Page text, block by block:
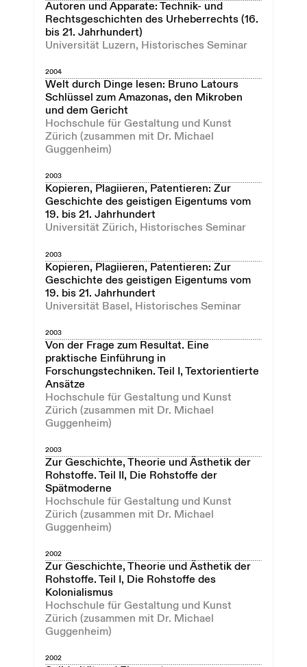
Autoren und Apparate: Technik- und
Rechtsgeschichten des Urheberrechts (16.
bis 21. Jahrhundert)
Universität Luzern, Historisches Seminar
2004
Welt durch Dinge lesen: Bruno Latours
Schlüssel zum Amazonas, den Mikroben
und dem Gericht
Hochschule für Gestaltung und Kunst
Zürich (zusammen mit Dr. Michael
Guggenheim)
2003
Kopieren, Plagiieren, Patentieren: Zur
Geschichte des geistigen Eigentums vom
19. bis 21. Jahrhundert
Universität Zürich, Historisches Seminar
2003
Kopieren, Plagiieren, Patentieren: Zur
Geschichte des geistigen Eigentums vom
19. bis 21. Jahrhundert
Universität Basel, Historisches Seminar
2003
Von der Frage zum Resultat. Eine
praktische Einführung in
Forschungstechniken. Teil I, Textorientierte
Ansätze
Hochschule für Gestaltung und Kunst
Zürich (zusammen mit Dr. Michael
Guggenheim)
2003
Zur Geschichte, Theorie und Ästhetik der
Rohstoffe. Teil II, Die Rohstoffe der
Spätmoderne
Hochschule für Gestaltung und Kunst
Zürich (zusammen mit Dr. Michael
Guggenheim)
2002
Zur Geschichte, Theorie und Ästhetik der
Rohstoffe. Teil I, Die Rohstoffe des
Kolonialismus
Hochschule für Gestaltung und Kunst
Zürich (zusammen mit Dr. Michael
Guggenheim)
2002